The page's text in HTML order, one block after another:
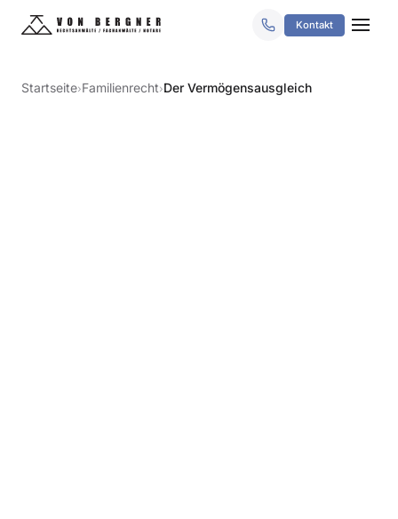
Kontakt
Startseite›Familienrecht›Der Vermögensausgleich